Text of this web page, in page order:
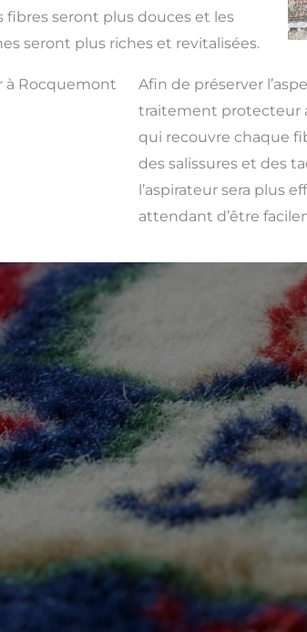
fibres seront plus douces et les
seront plus riches et revitalisées.
à Rocquemont
Afin de préserver
traitement protecteur
qui recouvre chaque
des salissures et des
l’aspirateur sera plus
attendant d’être